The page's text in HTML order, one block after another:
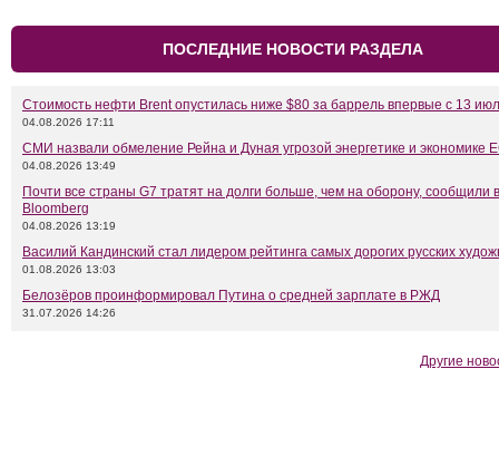
ПОСЛЕДНИЕ НОВОСТИ РАЗДЕЛА
Стоимость нефти Brent опустилась ниже $80 за баррель впервые с 13
04.08.2026 17:11
СМИ назвали обмеление Рейна и Дуная угрозой энергетике и экономике
04.08.2026 13:49
Почти все страны G7 тратят на долги больше, чем на оборону, сообщили в
Bloomberg
04.08.2026 13:19
Василий Кандинский стал лидером рейтинга самых дорогих русских
01.08.2026 13:03
Белозёров проинформировал Путина о средней зарплате в РЖД
31.07.2026 14:26
Другие